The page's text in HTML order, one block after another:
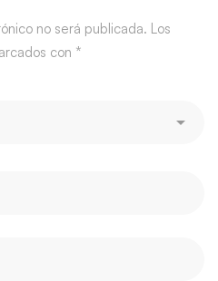
no será publicada. Los
con *